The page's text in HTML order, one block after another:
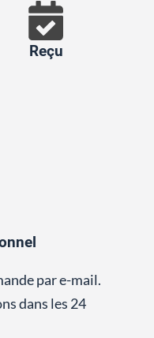
Reçu
par e-mail.
dans les 24